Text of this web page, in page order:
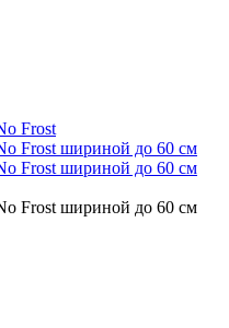
Frost
Frost шириной до 60 см
Frost шириной до 60 см
Frost шириной до 60 см